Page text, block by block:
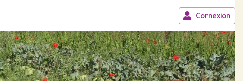
Connexion